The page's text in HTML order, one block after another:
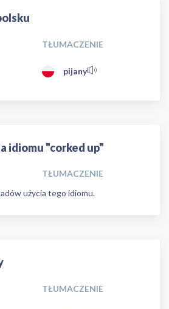
TŁUMACZENIE
pijany
idiomu "corked up"
TŁUMACZENIE
użycia tego idiomu.
TŁUMACZENIE